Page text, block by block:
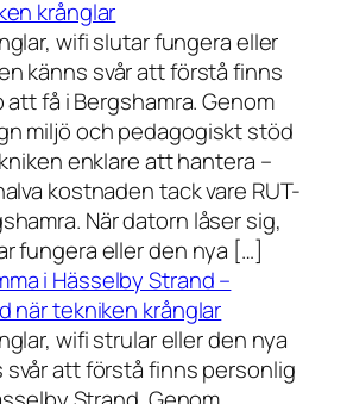
krånglar
wifi slutar fungera eller
känns svår att förstå finns
få i Bergshamra. Genom
miljö och pedagogiskt stöd
enklare att hantera –
kostnaden tack vare RUT-
När datorn låser sig,
fungera eller den nya […]
i Hässelby Strand –
när tekniken krånglar
wifi strular eller den nya
svår att förstå finns personlig